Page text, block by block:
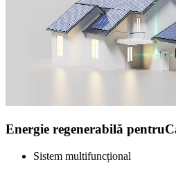
Energie regenerabilă pentru
Sistem multifuncțional